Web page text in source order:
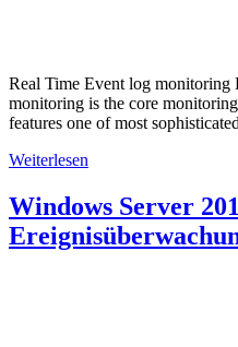
Real Time Event log
monitoring is the core
features one of most
Weiterlesen
Windows Server